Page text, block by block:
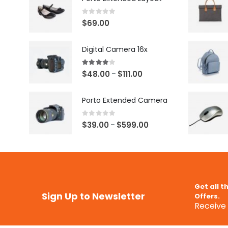
0 out of 5
$69.00
Digital Camera 16x
4.00 out of 5
$48.00 – $111.00
Porto Extended Camera
0 out of 5
$39.00 – $599.00
Sign Up to Newsletter
Get all
Offers.